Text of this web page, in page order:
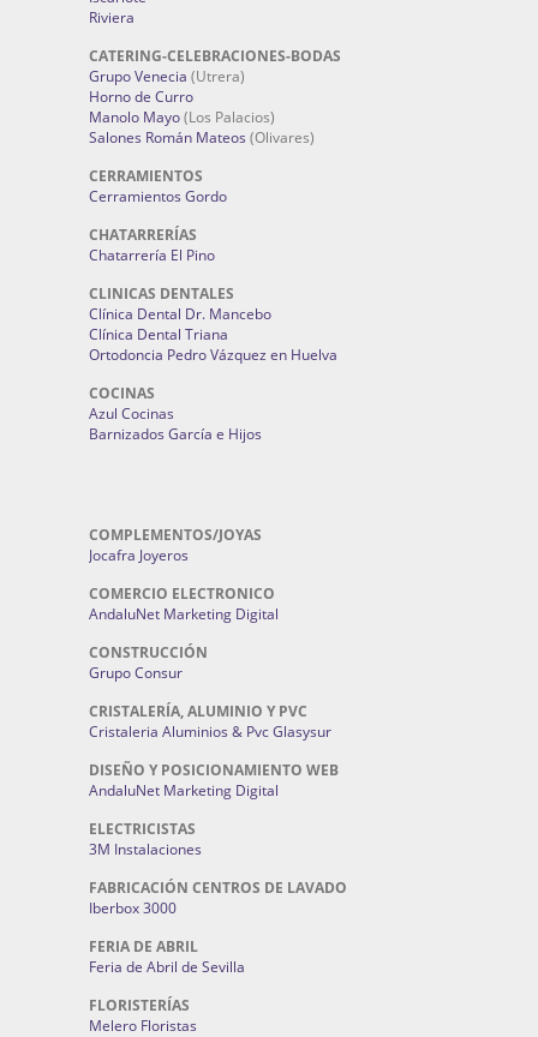
Riviera
CATERING-CELEBRACIONES-BODAS
Grupo Venecia (Utrera)
Horno de Curro
Manolo Mayo(Los Palacios)
Salones Román Mateos (Olivares)
CERRAMIENTOS
Cerramientos Gordo
CHATARRERÍAS
Chatarrería El Pino
CLINICAS DENTALES
Clínica Dental Dr. Mancebo
Clínica Dental Triana
Ortodoncia Pedro Vázquez en Huelva
COCINAS
Azul Cocinas
Barnizados García e Hijos
COMPLEMENTOS/JOYAS
Jocafra Joyeros
COMERCIO ELECTRONICO
AndaluNet Marketing Digital
CONSTRUCCIÓN
Grupo Consur
CRISTALERÍA, ALUMINIO Y PVC
Cristaleria Aluminios & Pvc Glasysur
DISEÑO Y POSICIONAMIENTO WEB
AndaluNet Marketing Digital
ELECTRICISTAS
3M Instalaciones
FABRICACIÓN CENTROS DE LAVADO
Iberbox 3000
FERIA DE ABRIL
Feria de Abril de Sevilla
FLORISTERÍAS
Melero Floristas